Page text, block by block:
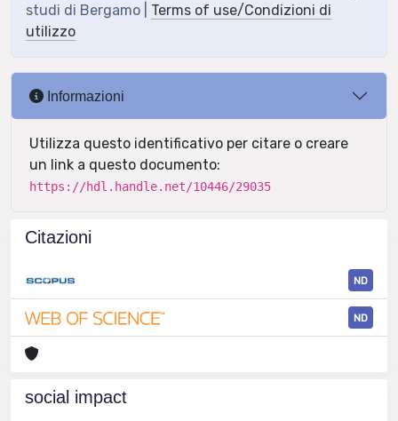
studi di Bergamo | Terms of use/Condizioni di
utilizzo
Informazioni
Utilizza questo identificativo per citare o creare
un link a questo documento:
https://hdl.handle.net/10446/29035
Citazioni
ND
ND
social impact